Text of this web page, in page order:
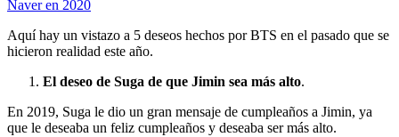
Naver en 2020
Aquí hay un vistazo a 5 deseos hechos por BTS en el pasado que se
hicieron realidad este año.
El deseo de Suga de que Jimin sea más alto.
En 2019, Suga le dio un gran mensaje de cumpleaños a Jimin, ya
que le deseaba un feliz cumpleaños y deseaba ser más alto.